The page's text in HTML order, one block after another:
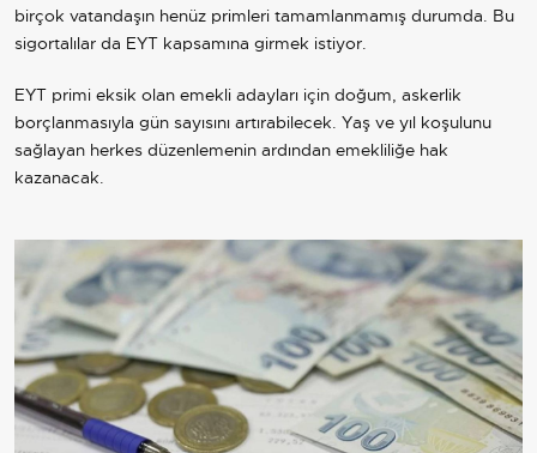
birçok vatandaşın henüz primleri tamamlanmamış durumda. Bu
sigortalılar da EYT kapsamına girmek istiyor.
EYT primi eksik olan emekli adayları için doğum, askerlik
borçlanmasıyla gün sayısını artırabilecek. Yaş ve yıl koşulunu
sağlayan herkes düzenlemenin ardından emekliliğe hak
kazanacak.